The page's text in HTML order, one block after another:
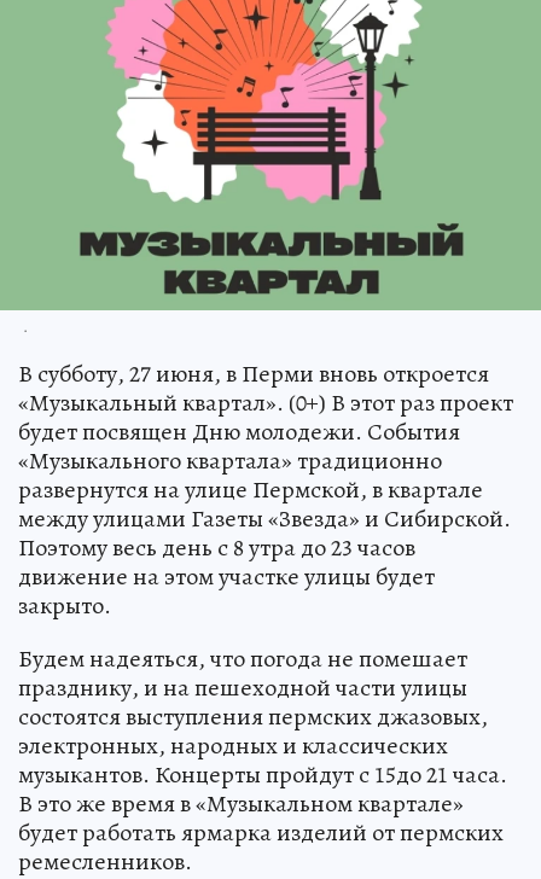
.
В субботу, 27 июня, в Перми вновь откроется
«Музыкальный квартал». (0+) В этот раз проект
будет посвящен Дню молодежи. События
«Музыкального квартала» традиционно
развернутся на улице Пермской, в квартале
между улицами Газеты «Звезда» и Сибирской.
Поэтому весь день с 8 утра до 23 часов
движение на этом участке улицы будет
закрыто.
Будем надеяться, что погода не помешает
празднику, и на пешеходной части улицы
состоятся выступления пермских джазовых,
электронных, народных и классических
музыкантов. Концерты пройдут с 15до 21 часа.
В это же время в «Музыкальном квартале»
будет работать ярмарка изделий от пермских
ремесленников.